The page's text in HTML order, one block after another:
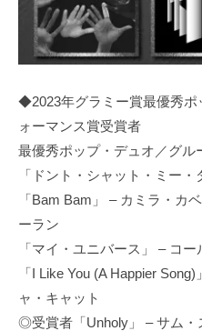
◆2023年グラミー賞最優秀ポ
ォーマンス賞受賞者
最優秀ポップ・デュオ／グル
「ドント・シャット・ミー
「Bam Bam」 – カミラ・カ
ーラン
「マイ・ユニバース」 – コ
「I Like You (A Happier
ャ・キャット
◎受賞者「Unholy」 – サム・